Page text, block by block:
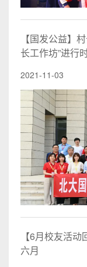
【国发公益】
长工作坊”进行
2021-11-03
【6月校友活
六月